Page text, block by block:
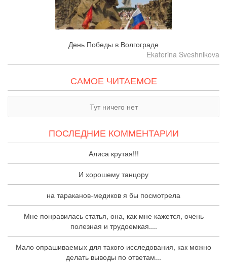
День Победы в Волгограде
Ekaterina Sveshnikova
САМОЕ ЧИТАЕМОЕ
Тут ничего нет
ПОСЛЕДНИЕ КОММЕНТАРИИ
Алиса крутая!!!
И хорошему танцору
на тараканов-медиков я бы посмотрела
Мне понравилась статья, она, как мне кажется, очень
полезная и трудоемкая....
Мало опрашиваемых для такого исследования, как можно
делать выводы по ответам...